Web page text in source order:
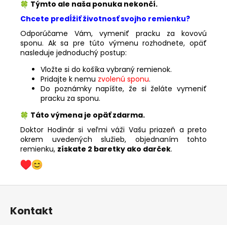
Týmto ale naša ponuka nekončí.
Chcete predĺžiť životnosť svojho remienku?
Odporúčame Vám, vymeniť pracku za kovovú
sponu. Ak sa pre túto výmenu rozhodnete, opäť
nasleduje jednoduchý postup:
Vložte si do košíka vybraný remienok.
Pridajte k nemu zvolenú sponu.
Do poznámky napíšte, že si želáte vymeniť
pracku za sponu.
Táto výmena je opäť zdarma.
Doktor Hodinár si veľmi váži Vašu priazeň a preto
okrem uvedených služieb, objednaním tohto
remienku, získate 2 baretky ako darček.
Z
Kontakt